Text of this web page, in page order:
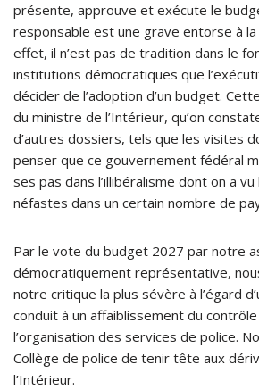
présente, approuve et exécute le
responsable est une grave entorse à la
effet, il n’est pas de tradition dans le
institutions démocratiques que
décider de l’adoption d’un budget.
du ministre de l’Intérieur, qu’on
d’autres dossiers, tels que les visites
penser que ce gouvernement fédéral
ses pas dans l’illibéralisme dont on a
néfastes dans un certain nombre de
Par le vote du budget 2027 par notre
démocratiquement représentative,
notre critique la plus sévère à l’égard
conduit à un affaiblissement du
l’organisation des services de police.
Collège de police de tenir tête aux
l’Intérieur.